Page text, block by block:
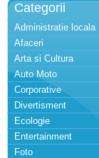
Categorii
Administratie locala
Afaceri
Arta si Cultura
Auto Moto
Corporative
Divertisment
Ecologie
Entertainment
Foto